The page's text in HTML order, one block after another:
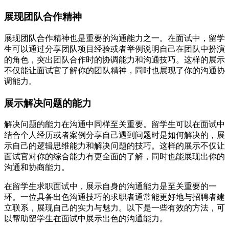
展现团队合作精神
展现团队合作精神也是重要的沟通能力之一。在面试中，留学
生可以通过分享团队项目经验或者举例说明自己在团队中扮演
的角色，突出团队合作时的协调能力和沟通技巧。这样的展示
不仅能让面试官了解你的团队精神，同时也展现了你的沟通协
调能力。
展示解决问题的能力
解决问题的能力在沟通中同样至关重要。留学生可以在面试中
结合个人经历或者案例分享自己遇到问题时是如何解决的，展
示自己的逻辑思维能力和解决问题的技巧。这样的展示不仅让
面试官对你的综合能力有更全面的了解，同时也能展现出你的
沟通和协商能力。
在留学生求职面试中，展示自身的沟通能力是至关重要的一
环。一位具备出色沟通技巧的求职者通常能更好地与招聘者建
立联系，展现自己的实力与魅力。以下是一些有效的方法，可
以帮助留学生在面试中展示出色的沟通能力。